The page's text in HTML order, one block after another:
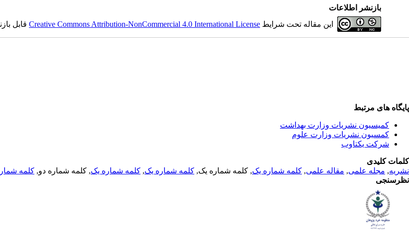
بازنشر اطلاعات
این مقاله تحت شرایط Creative Commons Attribution-NonCommercial 4.0 International Licenseقابل
پایگاه های مرتبط
کمیسیون نشریات وزارت بهداشت
کمسیون نشریات وزارت علوم
شرکت یکتاوب
کلمات کلیدی
نشریه, مجله علمی, مقاله علمی, کلمه شماره یک, کلمه شماره یک, کلمه شماره یک, کلمه شماره یک, کلمه شماره دو, کلمه
نظرسنجی